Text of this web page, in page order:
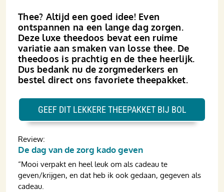
Thee? Altijd een goed idee! Even
ontspannen na een lange dag zorgen.
Deze luxe theedoos bevat een ruime
variatie aan smaken van losse thee. De
theedoos is prachtig en de thee heerlijk.
Dus bedank nu de zorgmederkers en
bestel direct ons favoriete theepakket.
Review:
De dag van de zorg kado geven
“Mooi verpakt en heel leuk om als cadeau te
geven/krijgen, en dat heb ik ook gedaan, gegeven als
cadeau.
GEEF DIT LEKKERE THEEPAKKET BIJ BOL